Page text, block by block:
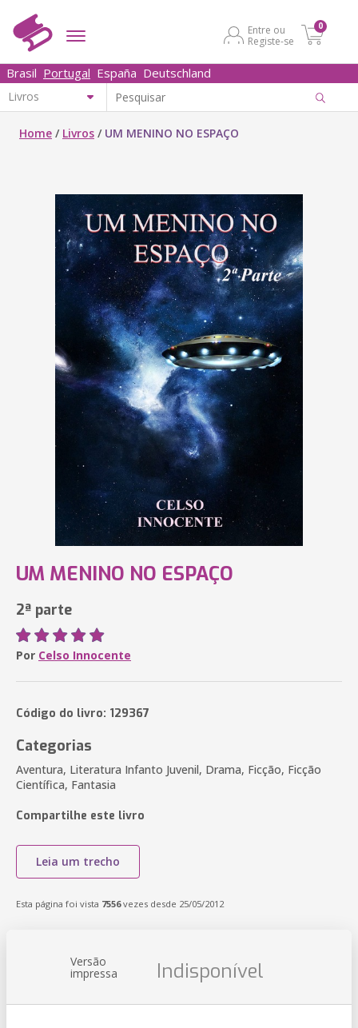
Entre ou
Registe-se
0
Brasil Portugal España Deutschland
Home / Livros / UM MENINO NO ESPAÇO
UM MENINO NO ESPAÇO
2ª parte
Por Celso Innocente
Código do livro: 129367
Categorias
Aventura, Literatura Infanto Juvenil, Drama, Ficção, Ficção
Científica, Fantasia
Compartilhe este livro
Leia um trecho
Esta página foi vista 7556vezes desde 25/05/2012
Versão
impressa Indisponível